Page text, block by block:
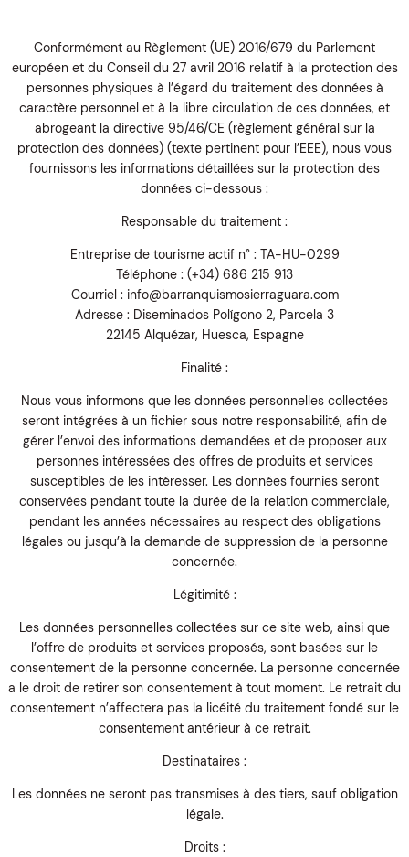
Conformément au Règlement (UE) 2016/679 du Parlement
européen et du Conseil du 27 avril 2016 relatif à la protection des
personnes physiques à l’égard du traitement des données à
caractère personnel et à la libre circulation de ces données, et
abrogeant la directive 95/46/CE (règlement général sur la
protection des données) (texte pertinent pour l’EEE), nous vous
fournissons les informations détaillées sur la protection des
données ci-dessous :
Responsable du traitement :
Entreprise de tourisme actif n° : TA-HU-0299
Téléphone : (+34) 686 215 913
Courriel : info@barranquismosierraguara.com
Adresse : Diseminados Polígono 2, Parcela 3
22145 Alquézar, Huesca, Espagne
Finalité :
Nous vous informons que les données personnelles collectées
seront intégrées à un fichier sous notre responsabilité, afin de
gérer l’envoi des informations demandées et de proposer aux
personnes intéressées des offres de produits et services
susceptibles de les intéresser. Les données fournies seront
conservées pendant toute la durée de la relation commerciale,
pendant les années nécessaires au respect des obligations
légales ou jusqu’à la demande de suppression de la personne
concernée.
Légitimité :
Les données personnelles collectées sur ce site web, ainsi que
l’offre de produits et services proposés, sont basées sur le
consentement de la personne concernée. La personne concernée
a le droit de retirer son consentement à tout moment. Le retrait du
consentement n’affectera pas la licéité du traitement fondé sur le
consentement antérieur à ce retrait.
Destinataires :
Les données ne seront pas transmises à des tiers, sauf obligation
légale.
Droits :